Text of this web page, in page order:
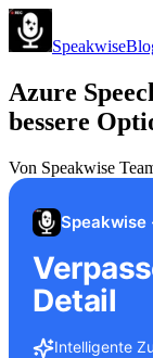
Speakwise
Azure
bessere
Von Speakwise
Speakwise
Detail
Intelligente